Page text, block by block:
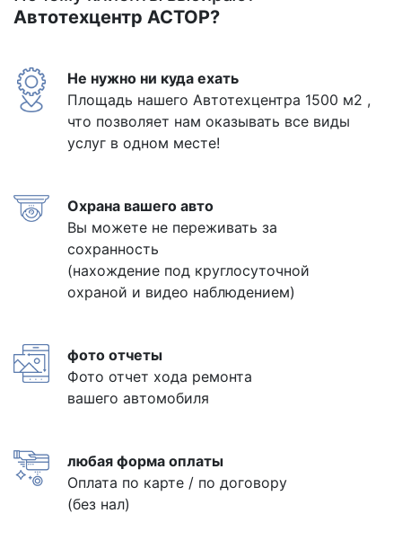
Автотехцентр АСТОР?
Не нужно ни куда ехать
Площадь нашего Автотехцентра 1500 м2 ,
что позволяет нам оказывать все виды
услуг в одном месте!
Охрана вашего авто
Вы можете не переживать за
сохранность
(нахождение под круглосуточной
охраной и видео наблюдением)
фото отчеты
Фото отчет хода ремонта
вашего автомобиля
любая форма оплаты
Оплата по карте / по договору
(без нал)